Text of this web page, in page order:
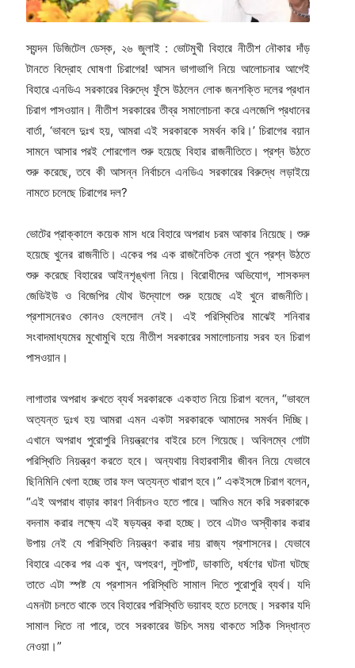
স্যন্দন ডিজিটেল ডেস্ক, ২৬ জুলাই : ভোটমুখী বিহারে নীতীশ নৌকার দাঁড়
টানতে বিদ্রোহ ঘোষণা চিরাগের! আসন ভাগাভাগি নিয়ে আলোচনার আগেই
বিহারে এনডিএ সরকারের বিরুদ্ধে ফুঁসে উঠলেন লোক জনশক্তি দলের প্রধান
চিরাগ পাসওয়ান। নীতীশ সরকারের তীব্র সমালোচনা করে এলজেপি প্রধানের
বার্তা, ‘ভাবলে দুঃখ হয়, আমরা এই সরকারকে সমর্থন করি।’ চিরাগের বয়ান
সামনে আসার পরই শোরগোল শুরু হয়েছে বিহার রাজনীতিতে। প্রশ্ন উঠতে
শুরু করেছে, তবে কী আসন্ন নির্বাচনে এনডিএ সরকারের বিরুদ্ধে লড়াইয়ে
নামতে চলেছে চিরাগের দল?
ভোটের প্রাক্কালে কয়েক মাস ধরে বিহারে অপরাধ চরম আকার নিয়েছে। শুরু
হয়েছে খুনের রাজনীতি। একের পর এক রাজনৈতিক নেতা খুনে প্রশ্ন উঠতে
শুরু করেছে বিহারের আইনশৃঙ্খলা নিয়ে। বিরোধীদের অভিযোগ, শাসকদল
জেডিইউ ও বিজেপির যৌথ উদ্যোগে শুরু হয়েছে এই খুনে রাজনীতি।
প্রশাসনেরও কোনও হেলদোল নেই। এই পরিস্থিতির মাঝেই শনিবার
সংবাদমাধ্যমের মুখোমুখি হয়ে নীতীশ সরকারের সমালোচনায় সরব হন চিরাগ
পাসওয়ান।
লাগাতার অপরাধ রুখতে ব্যর্থ সরকারকে একহাত নিয়ে চিরাগ বলেন, “ভাবলে
অত্যন্ত দুঃখ হয় আমরা এমন একটা সরকারকে আমাদের সমর্থন দিচ্ছি।
এখানে অপরাধ পুরোপুরি নিয়ন্ত্রণের বাইরে চলে গিয়েছে। অবিলম্বে গোটা
পরিস্থিতি নিয়ন্ত্রণ করতে হবে। অন্যথায় বিহারবাসীর জীবন নিয়ে যেভাবে
ছিনিমিনি খেলা হচ্ছে তার ফল অত্যন্ত খারাপ হবে।” একইসঙ্গে চিরাগ বলেন,
“এই অপরাধ বাড়ার কারণ নির্বাচনও হতে পারে। আমিও মনে করি সরকারকে
বদনাম করার লক্ষ্যে এই ষড়যন্ত্র করা হচ্ছে। তবে এটাও অস্বীকার করার
উপায় নেই যে পরিস্থিতি নিয়ন্ত্রণ করার দায় রাজ্য প্রশাসনের। যেভাবে
বিহারে একের পর এক খুন, অপহরণ, লুটপাট, ডাকাতি, ধর্ষণের ঘটনা ঘটছে
তাতে এটা স্পষ্ট যে প্রশাসন পরিস্থিতি সামাল দিতে পুরোপুরি ব্যর্থ। যদি
এমনটা চলতে থাকে তবে বিহারের পরিস্থিতি ভয়াবহ হতে চলেছে। সরকার যদি
সামাল দিতে না পারে, তবে সরকারের উচিৎ সময় থাকতে সঠিক সিদ্ধান্ত
নেওয়া।”